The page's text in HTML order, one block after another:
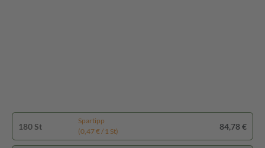
180 St
Spartipp
(0,47 € / 1 St)
84,78 €